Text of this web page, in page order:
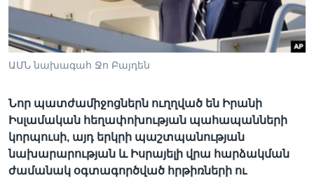
Լեզուներ
ԱՄՆ նախագահ Ջո Բայդեն
Նոր պատժամիջոցներն ուղղված են Իրանի
Իսլամական հեղափոխության պահապանների
կորպուսի, այդ երկրի պաշտպանության
նախարարության և Իսրայելի վրա հարձակման
ժամանակ օգտագործված հրթիռների ու